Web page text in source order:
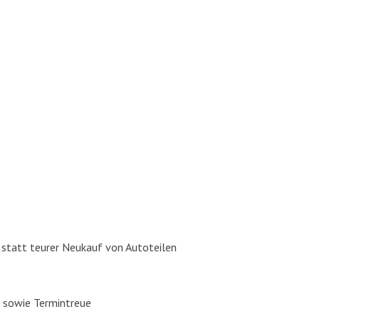
statt teu­rer Neu­kauf von Auto­tei­len
Ter­min­treue
aus einer Hand. Wir freu­en uns auf Ihren
Dei­ne Bewer­bung auf fol­gen­de Posi­tio­nen: